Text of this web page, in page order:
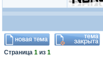
Страница 1 из 1